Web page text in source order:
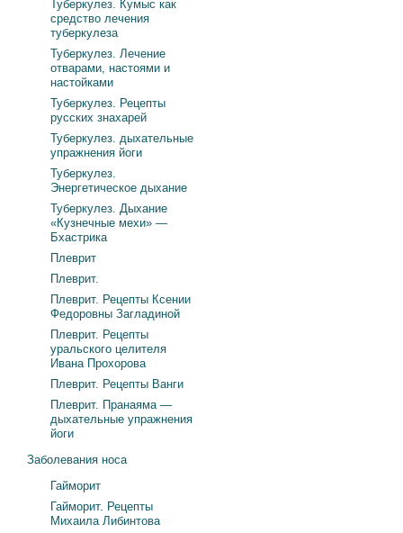
Туберкулез. Кумыс как
средство лечения
туберкулеза
Туберкулез. Лечение
отварами, настоями и
настойками
Туберкулез. Рецепты
русских знахарей
Туберкулез. дыхательные
упражнения йоги
Туберкулез.
Энергетическое дыхание
Туберкулез. Дыхание
«Кузнечные мехи» —
Бхастрика
Плеврит
Плеврит.
Плеврит. Рецепты Ксении
Федоровны Загладиной
Плеврит. Рецепты
уральского целителя
Ивана Прохорова
Плеврит. Рецепты Ванги
Плеврит. Пранаяма —
дыхательные упражнения
йоги
Заболевания носа
Гайморит
Гайморит. Рецепты
Михаила Либинтова